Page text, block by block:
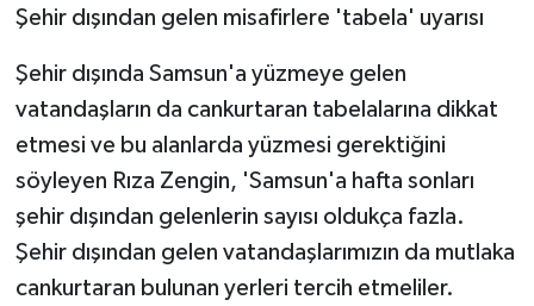
Şehir dışından gelen misafirlere 'tabela' uyarısı
Şehir dışında Samsun'a yüzmeye gelen
vatandaşların da cankurtaran tabelalarına dikkat
etmesi ve bu alanlarda yüzmesi gerektiğini
söyleyen Rıza Zengin, 'Samsun'a hafta sonları
şehir dışından gelenlerin sayısı oldukça fazla.
Şehir dışından gelen vatandaşlarımızın da mutlaka
cankurtaran bulunan yerleri tercih etmeliler.